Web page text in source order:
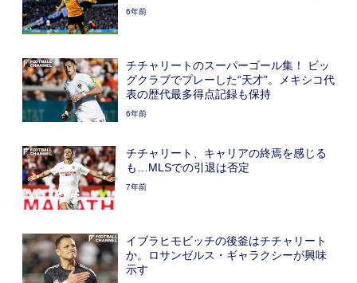
6年前
チチャリートのスーパーゴール集！ ビッ
グクラブでプレーした“天才”。メキシコ代
表の歴代最多得点記録も保持
6年前
チチャリート、キャリアの終焉を感じる
も…MLSでの引退は否定
7年前
イブラヒモビッチの後釜はチチャリート
か。ロサンゼルス・ギャラクシーが興味
示す